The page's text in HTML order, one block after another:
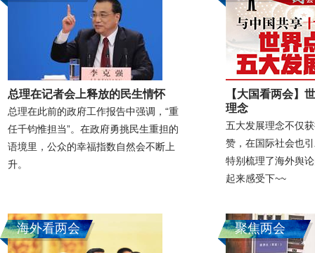
总理在记者会上释放的民生情怀
总理在此前的政府工作报告中强调，“重
任千钧惟担当”。在政府勇挑民生重担的
语境里，公众的幸福指数自然会不断上
升。
【大国看两会】
理念
五大发展理念不仅
赞，在国际社会也
特别梳理了海外舆
起来感受下~~
海外看两会 聚焦两会